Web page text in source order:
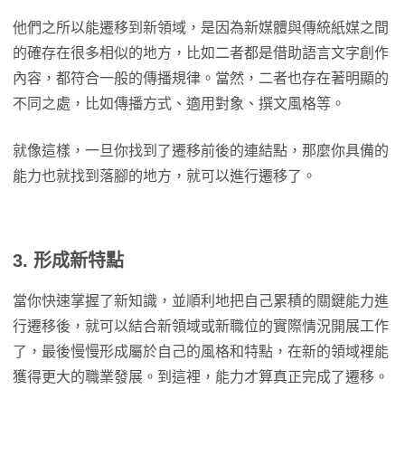
他們之所以能遷移到新領域，是因為新媒體與傳統紙媒之間
的確存在很多相似的地方，比如二者都是借助語言文字創作
內容，都符合一般的傳播規律。當然，二者也存在著明顯的
不同之處，比如傳播方式、適用對象、撰文風格等。
就像這樣，一旦你找到了遷移前後的連結點，那麼你具備的
能力也就找到落腳的地方，就可以進行遷移了。
3. 形成新特點
當你快速掌握了新知識，並順利地把自己累積的關鍵能力進
行遷移後，就可以結合新領域或新職位的實際情況開展工作
了，最後慢慢形成屬於自己的風格和特點，在新的領域裡能
獲得更大的職業發展。到這裡，能力才算真正完成了遷移。